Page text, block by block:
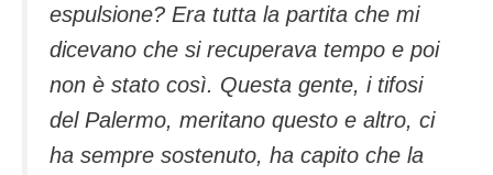
espulsione? Era tutta la partita che mi
dicevano che si recuperava tempo e poi
non è stato così. Questa gente, i tifosi
del Palermo, meritano questo e altro, ci
ha sempre sostenuto, ha capito che la